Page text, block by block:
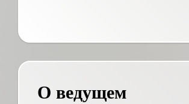
О ведущем